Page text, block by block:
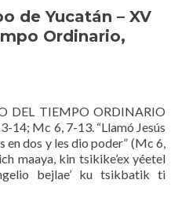
de Yucatán – XV
Ordinario,
DEL TIEMPO ORDINARIO
14; Mc 6, 7-13. “Llamó Jesús
en dos y les dio poder” (Mc 6,
maaya, kin tsikike’ex yéetel
bejlae’ ku tsikbatik ti